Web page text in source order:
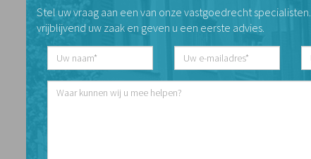
Stel uw vraag aan een van onze vastgoedrecht
vrijblijvend uw zaak en geven u een eerste advies.